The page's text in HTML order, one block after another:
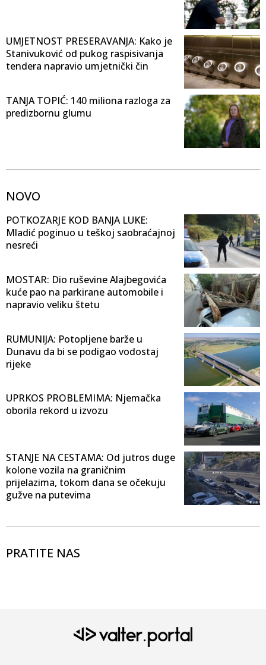
UMJETNOST PRESERAVANJA: Kako je
Stanivuković od pukog raspisivanja
tendera napravio umjetnički čin
TANJA TOPIĆ: 140 miliona razloga za
predizbornu glumu
NOVO
POTKOZARJE KOD BANJA LUKE:
Mladić poginuo u teškoj saobraćajnoj
nesreći
MOSTAR: Dio ruševine Alajbegovića
kuće pao na parkirane automobile i
napravio veliku štetu
RUMUNIJA: Potopljene barže u
Dunavu da bi se podigao vodostaj
rijeke
UPRKOS PROBLEMIMA: Njemačka
oborila rekord u izvozu
STANJE NA CESTAMA: Od jutros duge
kolone vozila na graničnim
prijelazima, tokom dana se očekuju
gužve na putevima
PRATITE NAS